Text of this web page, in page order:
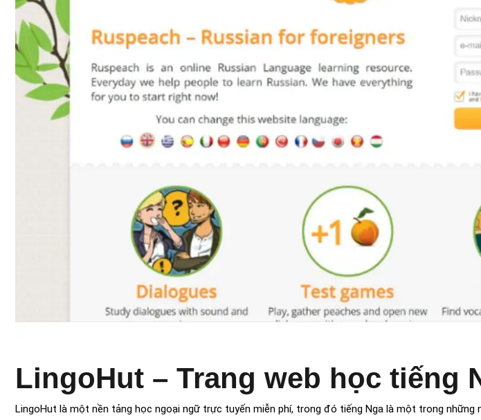
LingoHut – Trang web học tiếng
LingoHut là một nền tảng học ngoại ngữ trực tuyến miễn phí, trong đó tiếng Nga là một trong những